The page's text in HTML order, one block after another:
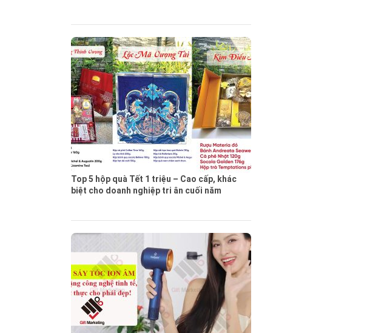
Top 5 hộp quà Tết 1 triệu – Cao cấp, khác
biệt cho doanh nghiệp tri ân cuối năm